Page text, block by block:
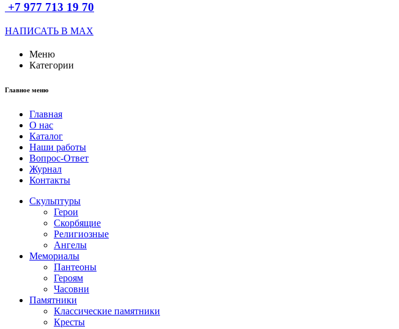
+7 977 713 19 70
НАПИСАТЬ В MAX
Меню
Категории
Главное меню
Главная
О нас
Каталог
Наши работы
Вопрос-Ответ
Журнал
Контакты
Скульптуры
Герои
Скорбящие
Религиозные
Ангелы
Мемориалы
Пантеоны
Героям
Часовни
Памятники
Классические памятники
Кресты